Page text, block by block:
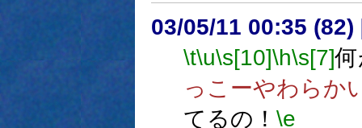
03/05/11 00:35 (82)
\t\u\s[10]\h\s[7]
っこーやわらか
てるの！ \e